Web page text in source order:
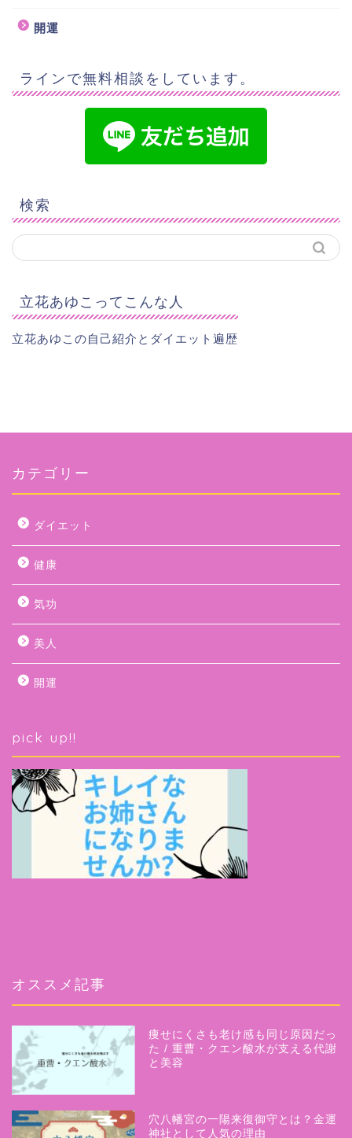
開運
ラインで無料相談をしています。
検索
立花あゆこってこんな人
立花あゆこの自己紹介とダイエット遍歴
カテゴリー
ダイエット
健康
気功
美人
開運
pick up!!
オススメ記事
痩せにくさも老け感も同じ原因だっ
た / 重曹・クエン酸水が支える代謝
と美容
穴八幡宮の一陽来復御守とは？金運
神社として人気の理由
プロフィール
「美人気功」